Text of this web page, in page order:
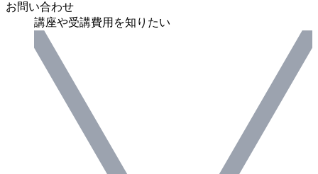
お問い合わせ
講座や受講費用を知りたい